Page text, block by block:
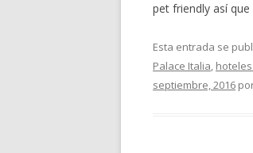
pet friendly así
Esta entrada se
Palace Italia,
septiembre, 2016